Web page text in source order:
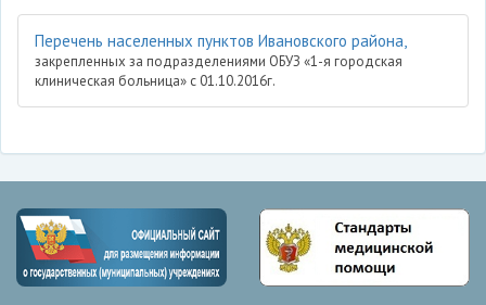
Перечень населенных пунктов Ивановского района,
закрепленных за подразделениями ОБУЗ «1-я городская
клиническая больница» с 01.10.2016г.